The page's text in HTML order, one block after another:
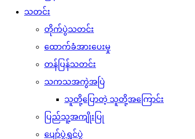
သတင်း
တိုက်ပွဲသတင်း
ထောက်ခံအားပေးမှု
တန်ပြန်သတင်း
သကသအကွဲအပြဲ
သူတို့ပြောတဲ့ သူတို့အကြောင်း
ပြည်သူ့အကျိုးပြု
ပျော်ပွဲရွှင်ပွဲ